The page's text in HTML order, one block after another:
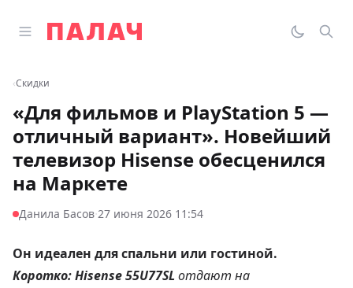
Открыть главное меню
Палач
‹Скидки
«Для фильмов и PlayStation 5 —
отличный вариант». Новейший
телевизор Hisense обесценился
на Маркете
Данила Басов·27 июня 2026 11:54
Он идеален для спальни или гостиной.
Коротко:Hisense 55U77SLотдают на